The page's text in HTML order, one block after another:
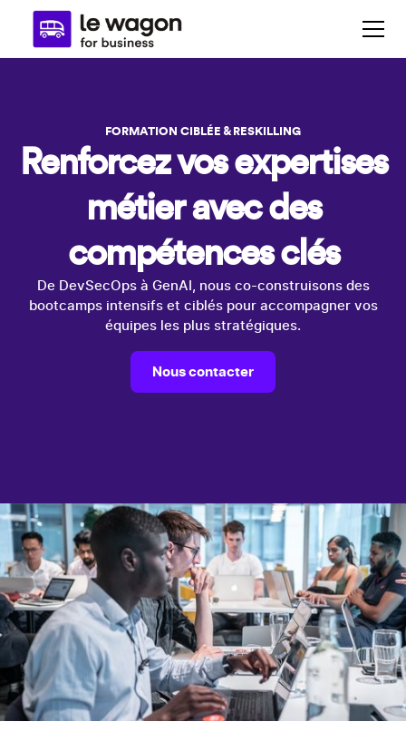
FORMATION CIBLÉE & RESKILLING
Renforcez vos expertises
métier avec des
compétences clés
De DevSecOps à GenAI, nous co-construisons des
bootcamps intensifs et ciblés pour accompagner vos
équipes les plus stratégiques.
Nous contacter